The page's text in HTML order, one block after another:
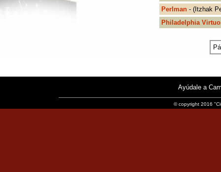
Perlman - (Itzhak
Philadelphia
Ayúdale a
© copyright 2016